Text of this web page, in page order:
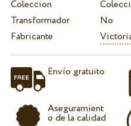
Coleccion
Transformador
No
Fabricante
Envío gratuito
Aseguramient
o de la calidad